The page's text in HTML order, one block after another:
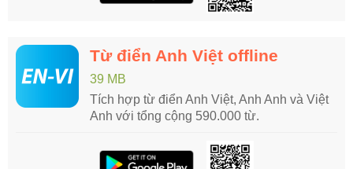
Từ điển Anh Việt offline
39 MB
Tích hợp từ điển Anh Việt, Anh Anh và Việt
Anh với tổng cộng 590.000 từ.